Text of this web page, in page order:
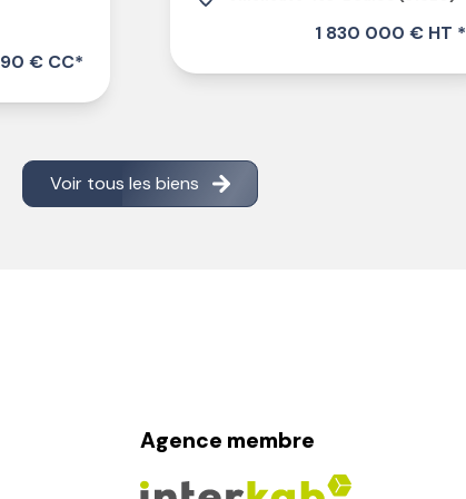
90 € CC*
1 830 000 € HT *
Voir tous les biens
Agence membre